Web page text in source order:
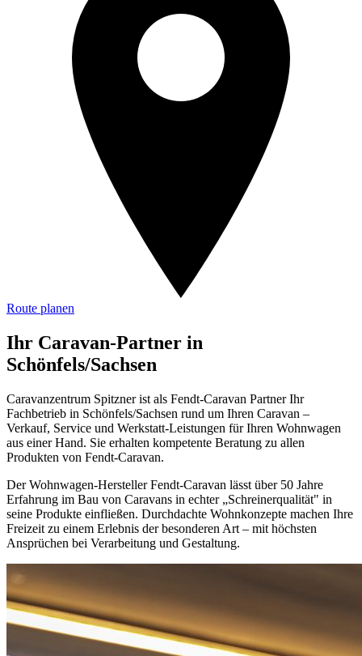
Route planen
Ihr Caravan-Partner in
Schönfels/Sachsen
Caravanzentrum Spitzner ist als Fendt-Caravan Partner Ihr
Fachbetrieb in Schönfels/Sachsen rund um Ihren Caravan –
Verkauf, Service und Werkstatt-Leistungen für Ihren Wohnwagen
aus einer Hand. Sie erhalten kompetente Beratung zu allen
Produkten von Fendt-Caravan.
Der Wohnwagen-Hersteller Fendt-Caravan lässt über 50 Jahre
Erfahrung im Bau von Caravans in echter „Schreinerqualität" in
seine Produkte einfließen. Durchdachte Wohnkonzepte machen Ihre
Freizeit zu einem Erlebnis der besonderen Art – mit höchsten
Ansprüchen bei Verarbeitung und Gestaltung.